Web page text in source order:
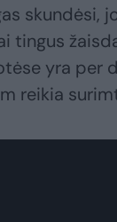
skundėsi,
tingus
yra per
reikia